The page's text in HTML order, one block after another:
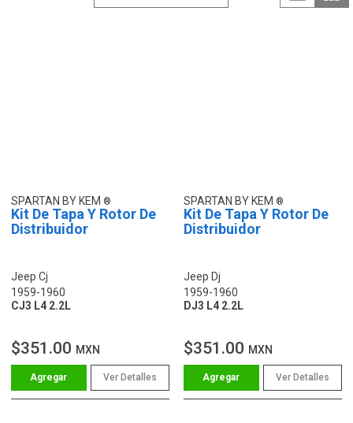
SPARTAN BY KEM
Kit De Tapa Y Rotor De
Distribuidor
Jeep Cj
1959-1960
CJ3 L4 2.2L
$351.00 MXN
Ver Detalles
SPARTAN BY KEM
Kit De Tapa Y Rotor De
Distribuidor
Jeep Dj
1959-1960
DJ3 L4 2.2L
$351.00 MXN
Ver Detalles